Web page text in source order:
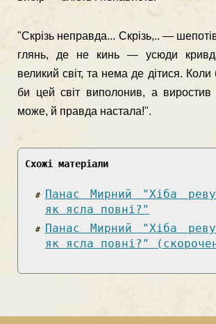
"Скрізь неправда... Скрізь,.. —
глянь, де не кинь — усюди
великий світ, та нема де дітися.
би цей світ виполонив, а виростив
може, й правда настала!".
Схожі матеріали
Панас Мирний "Хіба
як ясла повні?"
Панас Мирний "Хіба
як ясла повні?"